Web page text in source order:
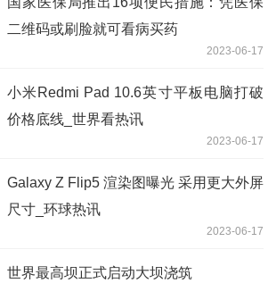
二维码或刷脸就可看病买药
2023-06-17
小米Redmi Pad 10.6英寸平板电脑打破
价格底线_世界看热讯
2023-06-17
Galaxy Z Flip5 渲染图曝光 采用更大外屏
尺寸_环球热讯
2023-06-17
世界最高坝正式启动大坝浇筑